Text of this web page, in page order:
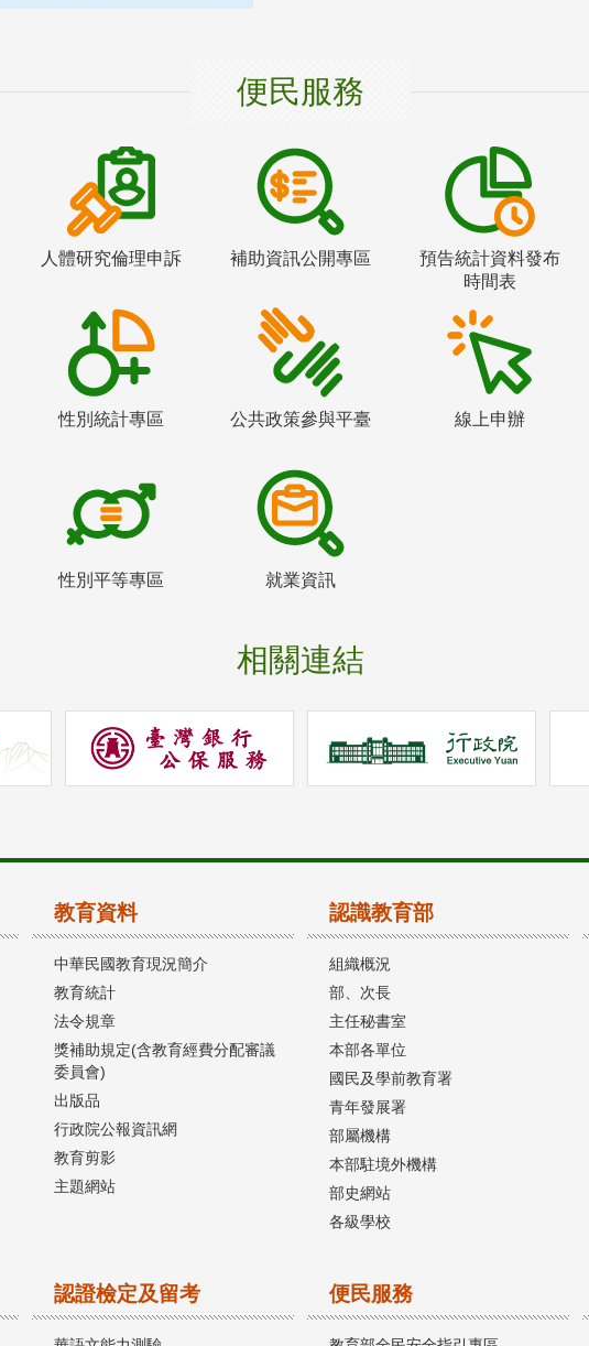
便民服務
人體研究倫理申訴 補助資訊公開專區
預告統計資料發布
時間表
性別統計專區 公共政策參與平臺 線上申辦
性別平等專區 就業資訊
相關連結
教育資料
中華民國教育現況簡介
教育統計
法令規章
獎補助規定(含教育經費分配審議
委員會)
出版品
行政院公報資訊網
教育剪影
主題網站
認識教育部
組織概況
部、次長
主任秘書室
本部各單位
國民及學前教育署
青年發展署
部屬機構
本部駐境外機構
部史網站
各級學校
認證檢定及留考 便民服務